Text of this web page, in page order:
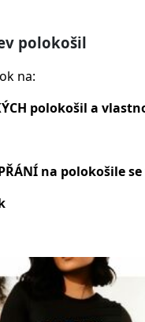
polokošil
na:
polokošil a
na polokošile